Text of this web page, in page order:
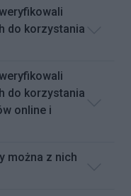
do korzystania
do korzystania
online i
można z nich